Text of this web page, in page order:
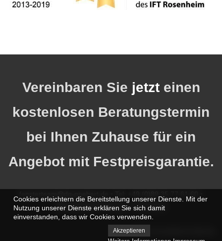
Vereinbaren Sie jetzteinen
kostenlosen Beratungstermin
bei Ihnen Zuhause für ein
Angebot mit Festpreisgarantie.
Datenschutzerklärung•Impressum
© 2026 Kunststofffenster München
Cookies erleichtern die Bereitstellung unserer Dienste. Mit der
Nutzung unserer Dienste erklären Sie sich damit
einverstanden, dass wir Cookies verwenden.
Akzeptieren